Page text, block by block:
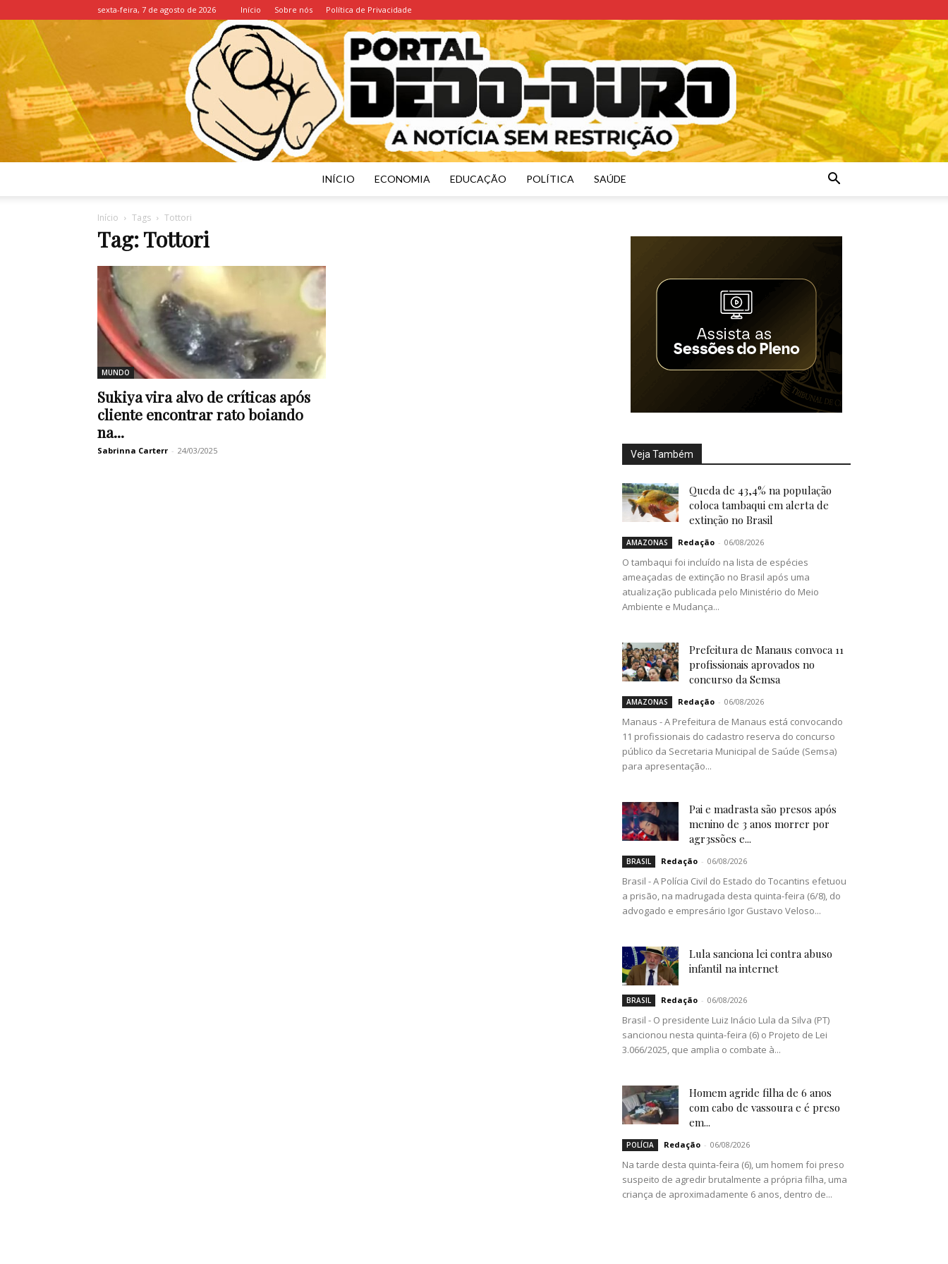
sexta-feira, 7 de agosto de 2026 Início Sobre nós Política de Privacidade
INÍCIO ECONOMIA EDUCAÇÃO POLÍTICA SAÚDE
Início Tags Tottori
Tag: Tottori
MUNDO
Sukiya vira alvo de críticas após
cliente encontrar rato boiando
na...
Sabrinna Carterr - 24/03/2025 Veja Também
Queda de 43,4% na população
coloca tambaqui em alerta de
extinção no Brasil
AMAZONAS Redação - 06/08/2026
O tambaqui foi incluído na lista de espécies
ameaçadas de extinção no Brasil após uma
atualização publicada pelo Ministério do Meio
Ambiente e Mudança...
Prefeitura de Manaus convoca 11
profissionais aprovados no
concurso da Semsa
AMAZONAS Redação - 06/08/2026
Manaus - A Prefeitura de Manaus está convocando
11 profissionais do cadastro reserva do concurso
público da Secretaria Municipal de Saúde (Semsa)
para apresentação...
Pai e madrasta são presos após
menino de 3 anos morrer por
agr3ssões e...
BRASIL Redação - 06/08/2026
Brasil - A Polícia Civil do Estado do Tocantins efetuou
a prisão, na madrugada desta quinta-feira (6/8), do
advogado e empresário Igor Gustavo Veloso...
Lula sanciona lei contra abuso
infantil na internet
BRASIL Redação - 06/08/2026
Brasil - O presidente Luiz Inácio Lula da Silva (PT)
sancionou nesta quinta-feira (6) o Projeto de Lei
3.066/2025, que amplia o combate à...
Homem agride filha de 6 anos
com cabo de vassoura e é preso
em...
POLÍCIA Redação - 06/08/2026
Na tarde desta quinta-feira (6), um homem foi preso
suspeito de agredir brutalmente a própria filha, uma
criança de aproximadamente 6 anos, dentro de...